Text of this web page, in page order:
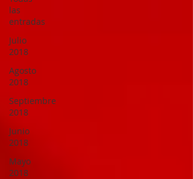
las
entradas
Julio
2018
Agosto
2018
Septiembre
2018
Junio
2018
Mayo
2018